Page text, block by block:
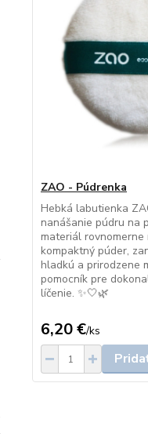
ZAO - Púdrenka
Hebká labutienka
nanášanie púdru na
materiál
kompaktný púder,
hladkú a prirodzene
pomocník pre
líčenie. ✨🤍🌿
6,20 €/ks